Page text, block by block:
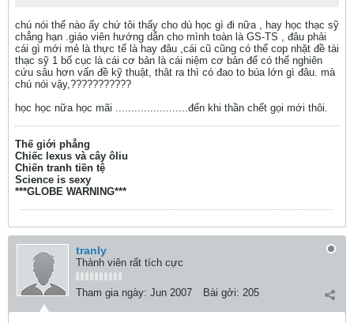
chú nói thế nào ấy chứ tôi thấy cho dù học gì đi nữa , hay học thạc sỹ
chẳng hạn .giáo viên hướng dẫn cho mình toàn là GS-TS , đâu phải
cái gì mới mẻ là thực tế là hay đâu ,cái cũ cũng có thể cop nhặt đề tài
thạc sỹ 1 bố cục là cái cơ bản là cái niệm cơ bản để có thể nghiên
cứu sâu hơn vấn đề kỹ thuật, thât ra thì có đao to búa lớn gì đâu. mà
chú nói vậy,???????????
học học nữa học mãi .......................đến khi thần chết gọi mới thôi.
Thế giới phẳng
Chiếc lexus và cây ôliu
Chiến tranh tiền tệ
Science is sexy
***GLOBE WARNING***
tranly
Thành viên rất tích cực
Tham gia ngày: Jun 2007 Bài gởi: 205